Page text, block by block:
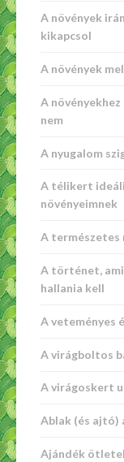
A növények
kikapcsol
A növények
A
nem
A nyugalom
A télikert
növényeimnek
A természetes
A történet,
hallania kell
A veteményes
A virágboltos
A virágoskert
Ablak (és ajtó)
Ajándék